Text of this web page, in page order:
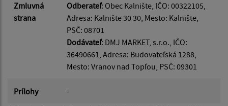
Zmluvná
strana
Odberateľ: Obec Kalnište, IČO: 00322105,
Adresa: Kalnište 30 30, Mesto: Kalnište,
PSČ: 08701
Dodávateľ: DMJ MARKET, s.r.o., IČO:
36490661, Adresa: Budovateľská 1288,
Mesto: Vranov nad Topľou, PSČ: 09301
Prílohy
-